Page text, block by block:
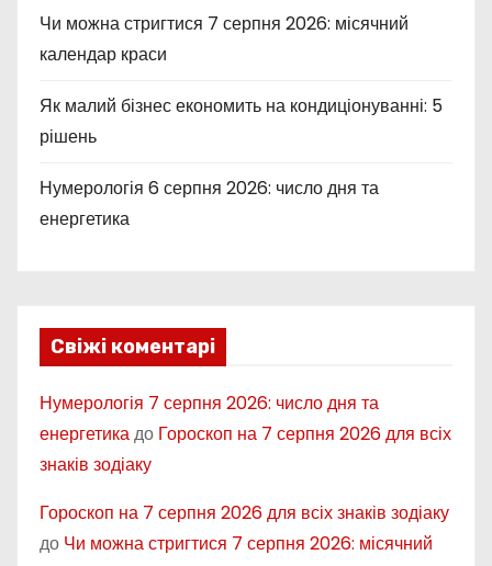
Чи можна стригтися 7 серпня 2026: місячний
календар краси
Як малий бізнес економить на кондиціонуванні: 5
рішень
Нумерологія 6 серпня 2026: число дня та
енергетика
Свіжі коментарі
Нумерологія 7 серпня 2026: число дня та
енергетикадо Гороскоп на 7 серпня 2026 для всіх
знаків зодіаку
Гороскоп на 7 серпня 2026 для всіх знаків зодіаку
до Чи можна стригтися 7 серпня 2026: місячний